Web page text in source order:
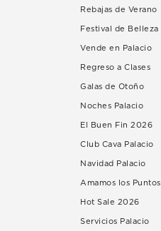
Rebajas de Verano
Festival de Belleza
Vende en Palacio
Regreso a Clases
Galas de Otoño
Noches Palacio
El Buen Fin 2026
Club Cava Palacio
Navidad Palacio
Amamos los Puntos
Hot Sale 2026
Servicios Palacio